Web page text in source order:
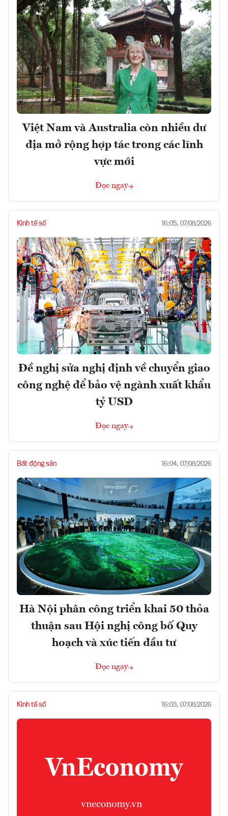
Việt Nam và Australia còn nhiều dư
địa mở rộng hợp tác trong các lĩnh
vực mới
Đọc ngay
Kinh tế số 16:05, 07/08/2026
Đề nghị sửa nghị định về chuyển giao
công nghệ để bảo vệ ngành xuất khẩu
tỷ USD
Đọc ngay
Bất động sản 16:04, 07/08/2026
Hà Nội phân công triển khai 50 thỏa
thuận sau Hội nghị công bố Quy
hoạch và xúc tiến đầu tư
Đọc ngay
Kinh tế số 16:03, 07/08/2026